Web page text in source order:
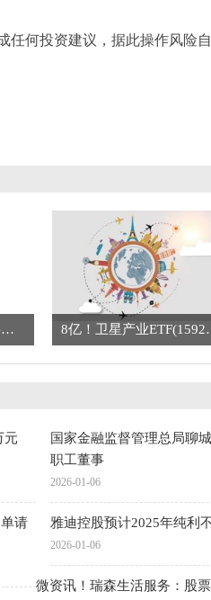
何投资建议，据此操作风险自
淘气天尊：放量新高要谨慎，短线调整进入倒计时！ 8亿！卫星产业
元
国家金融监督管理总局聊
职工董事
2026-01-06
请
雅迪控股预计2025年纯利
2026-01-06
微资讯！瑞森生活服务：股